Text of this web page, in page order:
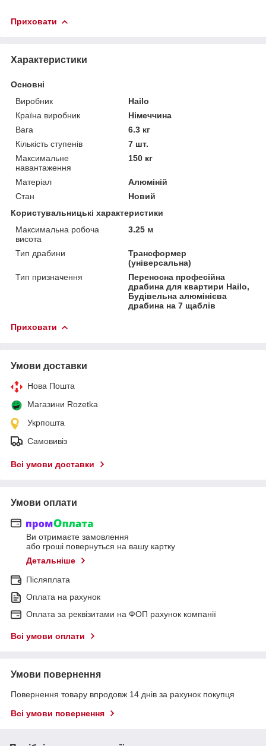
Приховати
Характеристики
Основні
Виробник
Hailo
Країна виробник
Німеччина
Вага
6.3 кг
Кількість ступенів
7 шт.
Максимальне
навантаження
150 кг
Матеріал
Алюміній
Стан
Новий
Користувальницькі характеристики
Максимальна робоча
висота
3.25 м
Тип драбини
Трансформер
(універсальна)
Тип призначення
Переносна професійна
драбина для квартири Hailo,
Будівельна алюмінієва
драбина на 7 щаблів
Приховати
Умови доставки
Нова Пошта
Магазини Rozetka
Укрпошта
Самовивіз
Всі умови доставки
Умови оплати
Ви отримаєте замовлення
або гроші повернуться на вашу картку
Детальніше
Післяплата
Оплата на рахунок
Оплата за реквізитами на ФОП рахунок компанії
Всі умови оплати
Умови повернення
Повернення товару впродовж 14 днів за рахунок покупця
Всі умови повернення